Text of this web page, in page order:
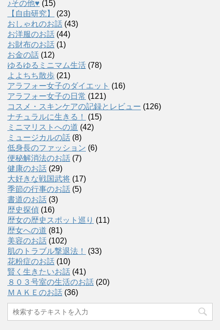
♪その他♥ (15)
【自由研究】
(23)
おしゃれのお話 (43)
お洋服のお話 (44)
お財布のお話 (1)
お金の話 (12)
ゆるゆるミニマム生活 (78)
よよちち散歩 (21)
アラフォー女子のダイエット (16)
アラフォー女子の日常 (121)
コスメ・スキンケアの記録とレビュー (126)
ナチュラルに生きる！
(15)
ミニマリストへの道 (42)
ミュージカルの話 (8)
低身長のファッション (6)
便秘解消法のお話 (7)
健康のお話 (29)
大好きな戦国武将 (17)
季節の行事のお話 (5)
書道のお話 (3)
歴史探偵 (16)
歴女の歴史スポット巡り (11)
歴女への道 (81)
美容のお話 (102)
肌のトラブル撃退法！
(33)
花粉症のお話 (10)
賢く生きたいお話 (41)
８０３号室の生活のお話 (20)
ＭＡＫＥのお話 (36)